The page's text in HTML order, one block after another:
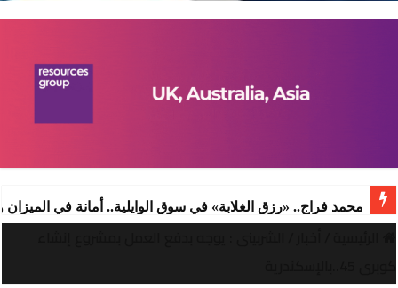
محمد فراج.. «رزق الغلابة» في سوق الوايلية.. أمانة في